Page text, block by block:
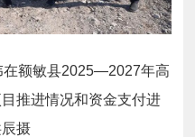
在额敏县2025—2027年高
推进情况和资金支付进
摄